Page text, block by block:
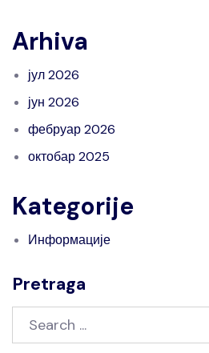
Arhiva
јул 2026
јун 2026
фебруар 2026
октобар 2025
Kategorije
Информације
Pretraga